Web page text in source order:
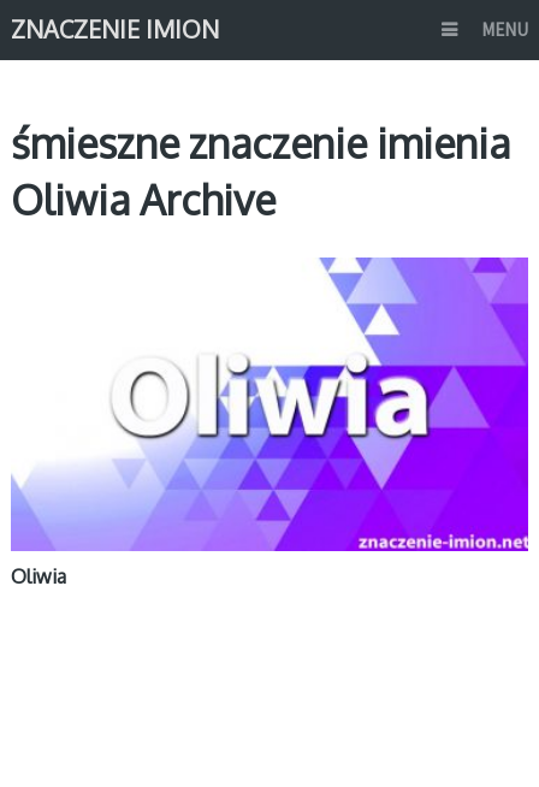
ZNACZENIE IMION MENU
śmieszne znaczenie imienia
Oliwia Archive
Oliwia